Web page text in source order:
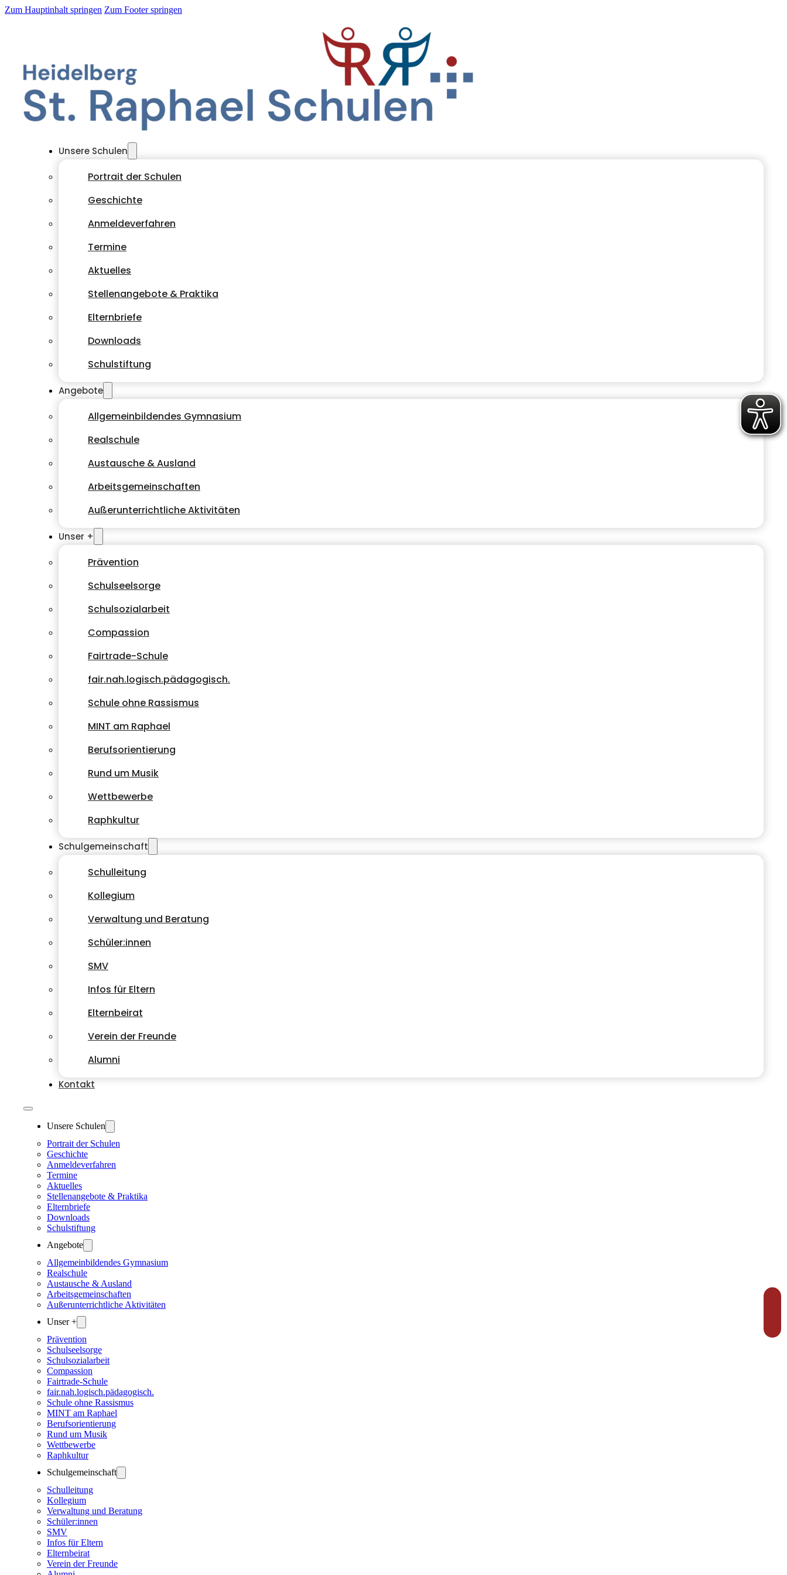
Zum Hauptinhalt springen Zum Footer springen
Unsere Schulen
Portrait der Schulen
Geschichte
Anmeldeverfahren
Termine
Aktuelles
Stellenangebote & Praktika
Elternbriefe
Downloads
Schulstiftung
Angebote
Allgemeinbildendes Gymnasium
Realschule
Austausche & Ausland
Arbeitsgemeinschaften
Außerunterrichtliche Aktivitäten
Unser +
Prävention
Schulseelsorge
Schulsozialarbeit
Compassion
Fairtrade-Schule
fair.nah.logisch.pädagogisch.
Schule ohne Rassismus
MINT am Raphael
Berufsorientierung
Rund um Musik
Wettbewerbe
Raphkultur
Schulgemeinschaft
Schulleitung
Kollegium
Verwaltung und Beratung
Schüler:innen
SMV
Infos für Eltern
Elternbeirat
Verein der Freunde
Alumni
Kontakt
Unsere Schulen
Portrait der Schulen
Geschichte
Anmeldeverfahren
Termine
Aktuelles
Stellenangebote & Praktika
Elternbriefe
Downloads
Schulstiftung
Angebote
Allgemeinbildendes Gymnasium
Realschule
Austausche & Ausland
Arbeitsgemeinschaften
Außerunterrichtliche Aktivitäten
Unser +
Prävention
Schulseelsorge
Schulsozialarbeit
Compassion
Fairtrade-Schule
fair.nah.logisch.pädagogisch.
Schule ohne Rassismus
MINT am Raphael
Berufsorientierung
Rund um Musik
Wettbewerbe
Raphkultur
Schulgemeinschaft
Schulleitung
Kollegium
Verwaltung und Beratung
Schüler:innen
SMV
Infos für Eltern
Elternbeirat
Verein der Freunde